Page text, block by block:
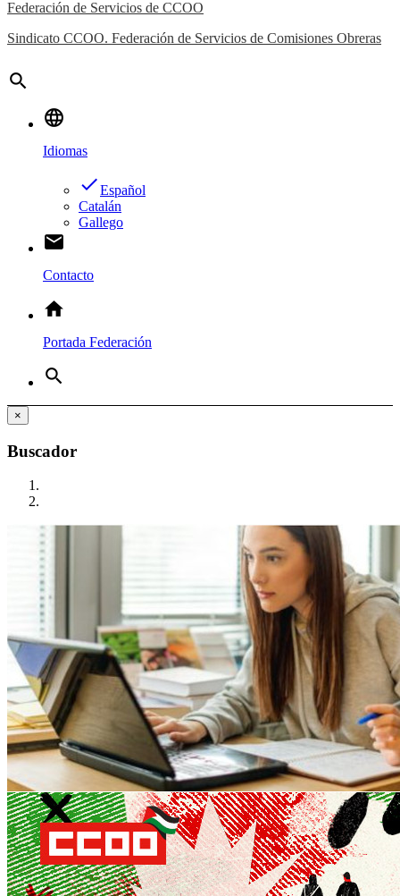
Federación de Servicios de CCOO
Sindicato CCOO. Federación de Servicios de Comisiones Obreras
search
language
Idiomas
doneEspañol
Catalán
Gallego
email
Contacto
home
Portada Federación
search
×
Buscador